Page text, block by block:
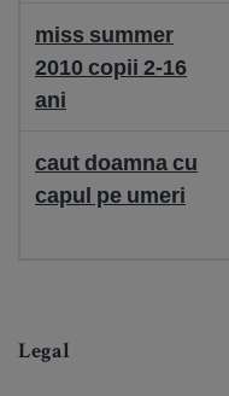
miss summer
2010 copii 2-16
ani
caut doamna cu
capul pe umeri
Legal